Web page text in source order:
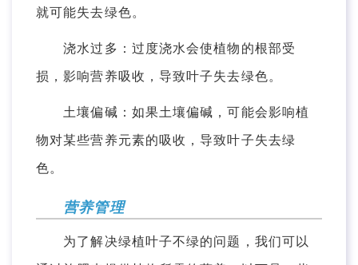
就可能失去绿色。
浇水过多：过度浇水会使植物的根部受
损，影响营养吸收，导致叶子失去绿色。
土壤偏碱：如果土壤偏碱，可能会影响植
物对某些营养元素的吸收，导致叶子失去绿
色。
营养管理
为了解决绿植叶子不绿的问题，我们可以